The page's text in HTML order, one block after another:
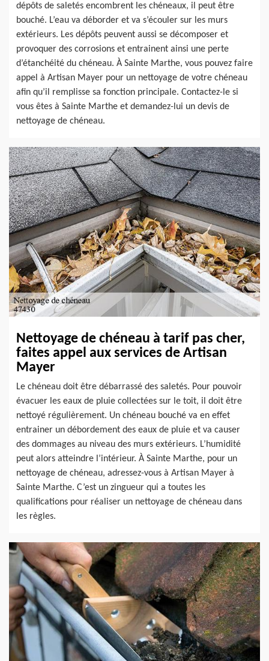
dépôts de saletés encombrent les chéneaux, il peut être
bouché. L’eau va déborder et va s’écouler sur les murs
extérieurs. Les dépôts peuvent aussi se décomposer et
provoquer des corrosions et entrainent ainsi une perte
d’étanchéité du chéneau. À Sainte Marthe, vous pouvez faire
appel à Artisan Mayer pour un nettoyage de votre chéneau
afin qu’il remplisse sa fonction principale. Contactez-le si
vous êtes à Sainte Marthe et demandez-lui un devis de
nettoyage de chéneau.
Nettoyage de chéneau à tarif pas cher,
faites appel aux services de Artisan
Mayer
Le chéneau doit être débarrassé des saletés. Pour pouvoir
évacuer les eaux de pluie collectées sur le toit, il doit être
nettoyé régulièrement. Un chéneau bouché va en effet
entrainer un débordement des eaux de pluie et va causer
des dommages au niveau des murs extérieurs. L’humidité
peut alors atteindre l’intérieur. À Sainte Marthe, pour un
nettoyage de chéneau, adressez-vous à Artisan Mayer à
Sainte Marthe. C’est un zingueur qui a toutes les
qualifications pour réaliser un nettoyage de chéneau dans
les règles.